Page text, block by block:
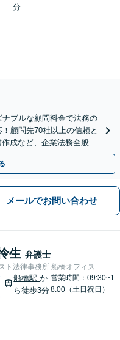
分
ナブルな顧問料金で法務の
顧問先70社以上の信頼と
成など、企業法務全般に
メールでお問い合わせ
生 弁護士
ト法律事務所 船橋オフィス
船橋駅か
ら徒歩3分
営業時間：09:30~1
8:00（土日祝日）